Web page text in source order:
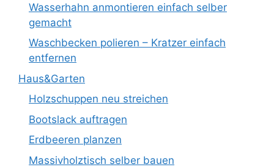
Wasserhahn anmontieren einfach selber
gemacht
Waschbecken polieren – Kratzer einfach
entfernen
Haus&Garten
Holzschuppen neu streichen
Bootslack auftragen
Erdbeeren planzen
Massivholztisch selber bauen